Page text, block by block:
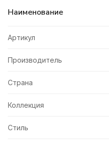
Наименование
Артикул
Производитель
Страна
Коллекция
Стиль